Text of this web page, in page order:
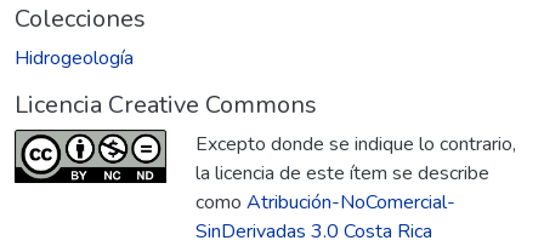
Colecciones
Hidrogeología
Licencia Creative Commons
Excepto donde se indique lo contrario,
la licencia de este ítem se describe
como Atribución-NoComercial-
SinDerivadas 3.0 Costa Rica